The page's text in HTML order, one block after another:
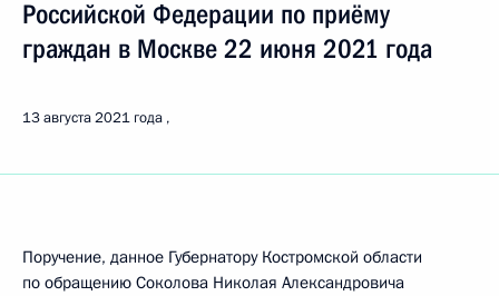
Российской Федерации по приёму
граждан в Москве 22 июня 2021 года
13 августа 2021 года
Поручение, данное Губернатору Костромской области
по обращению Соколова Николая Александровича